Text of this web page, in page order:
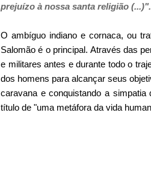
prejuízo à nossa santa religião (...)".
O ambíguo indiano e cornaca, ou
Salomão é o principal. Através das
e militares antes e durante todo o
dos homens para alcançar seus
caravana e conquistando a
título de "uma metáfora da vida